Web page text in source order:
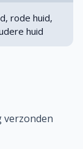
rode huid,
huid
verzonden